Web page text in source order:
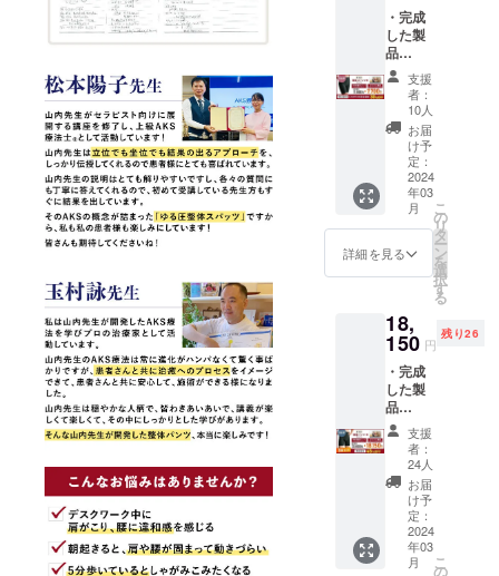
て活動して
治療家向け
セミナー登
壇、講演活
動、DVD配
【備考】
・一般社団
法人AKS療法
https://aks-
teletherapy.o
・株式会社
AKS Therapy
Studio 社長
SALON｜麻
布東京 運営
（※No.1脊柱
行割引
でご提
供しま
す。 ・
【山内
流】オ
リジナ
ル動画
（※各部
位ごと
に十数
本分ご
用意）
※デザイ
る可能
性もご
す。 ※
ご注文
状況、
使用部
材の供
給状
況、製
造工程
上の都
合等に
より出
荷時期
・完成
した製
品
『【女
性用】
ゆる圧
整体ス
パッツ
ファシ
ア＋』1
点 [一般
販売予
定価格
11,000
円の商
Fである
7,700円
での先
行割引
でご提
供しま
す。 ・
【山内
流】オ
リジナ
ル動画
（※各部
位ごと
に十数
本分ご
支援
者：
10人
お届
け予
定：
2024
年03
月
詳細を見る
こ
の
リ
タ
ー
ン
を
選
択
す
る
18,
150 円
残り26
・完成
した製
品
『【男
性用】
ゆる圧
整体パ
ンツ
ファシ
ア＋』3
点 [一般
販売予
支援
者：
24人
お届
け予
定：
2024
年03
月
こ
の